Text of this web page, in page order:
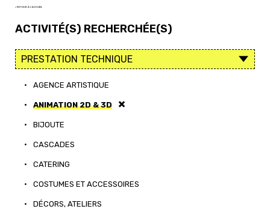
< RETOUR À L'ACCUEIL
ACTIVITÉ(S) RECHERCHÉE(S)
• AGENCE ARTISTIQUE
• ANIMATION 2D & 3D
• BIJOUTE
• CASCADES
• CATERING
• COSTUMES ET ACCESSOIRES
• DÉCORS, ATELIERS